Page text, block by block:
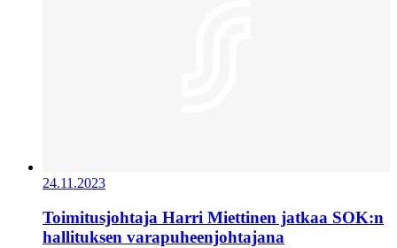
24.11.2023
Toimitusjohtaja Harri Miettinen jatkaa SOK:n
hallituksen varapuheenjohtajana